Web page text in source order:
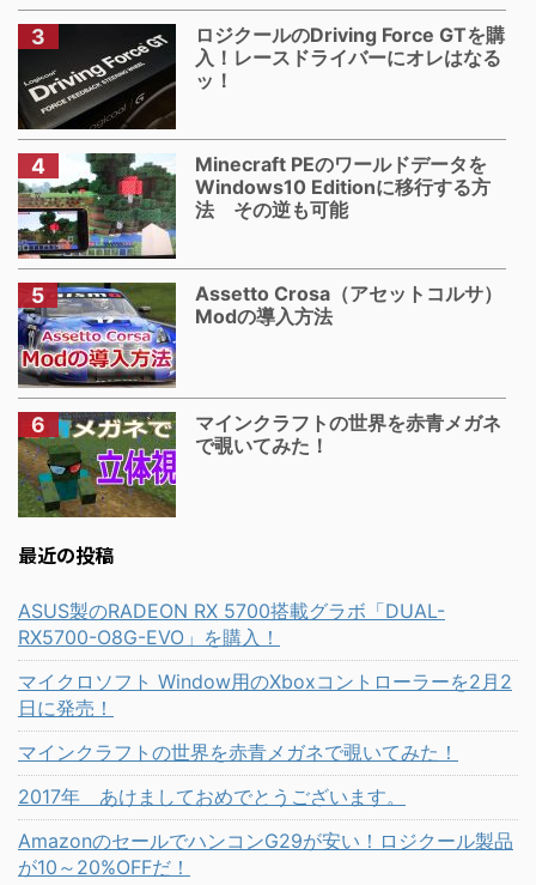
ロジクールのDriving Force GTを購
入！レースドライバーにオレはなる
ッ！
Minecraft PEのワールドデータを
Windows10 Editionに移行する方
法 その逆も可能
Assetto Crosa（アセットコルサ）
Modの導入方法
マインクラフトの世界を赤青メガネ
で覗いてみた！
最近の投稿
ASUS製のRADEON RX 5700搭載グラボ「DUAL-
RX5700-O8G-EVO」を購入！
マイクロソフト Window用のXboxコントローラーを2月2
日に発売！
マインクラフトの世界を赤青メガネで覗いてみた！
2017年 あけましておめでとうございます。
AmazonのセールでハンコンG29が安い！ロジクール製品
が10～20%OFFだ！